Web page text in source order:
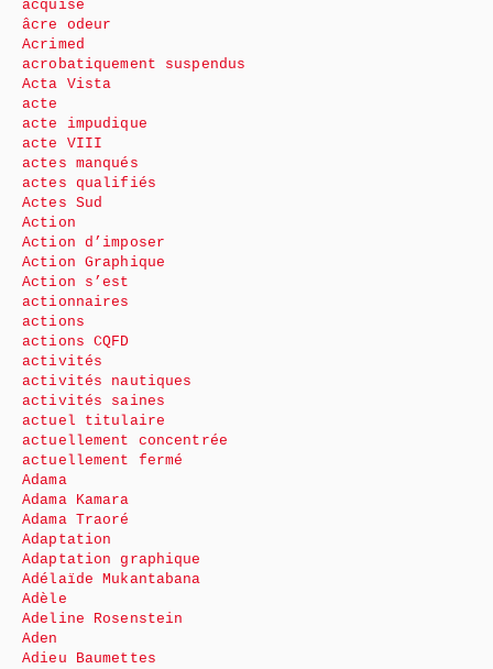
acquise
âcre odeur
Acrimed
acrobatiquement suspendus
Acta Vista
acte
acte impudique
acte VIII
actes manqués
actes qualifiés
Actes Sud
Action
Action d’imposer
Action Graphique
Action s’est
actionnaires
actions
actions CQFD
activités
activités nautiques
activités saines
actuel titulaire
actuellement concentrée
actuellement fermé
Adama
Adama Kamara
Adama Traoré
Adaptation
Adaptation graphique
Adélaïde Mukantabana
Adèle
Adeline Rosenstein
Aden
Adieu Baumettes